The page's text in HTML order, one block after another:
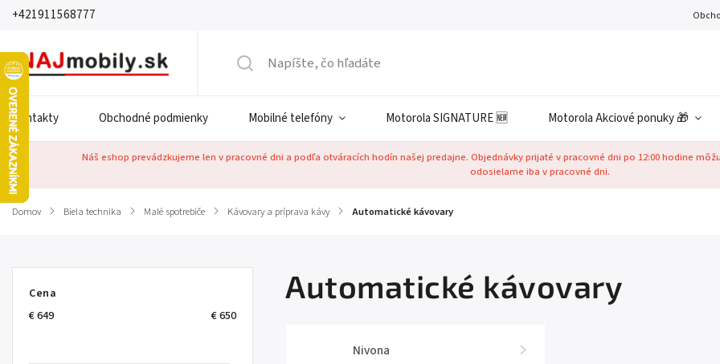
+421911568777
Kontakty Obchodné podmienky Mobilné telefóny Motorola SIGNATURE 🆕 Motorola Akciové ponuky 🎁
Náš eshop prevádzkujeme len v pracovné dni a podľa otváracích hodín našej predajne. Objednávky prijaté v pracovné dni po 12:00 hodine
odosielame iba v pracovné dni.
Domov / Biela technika / Malé spotrebiče / Kávovary a príprava kávy / Automatické kávovary
Cena
€649 €650
Automatické kávovary
Nivona